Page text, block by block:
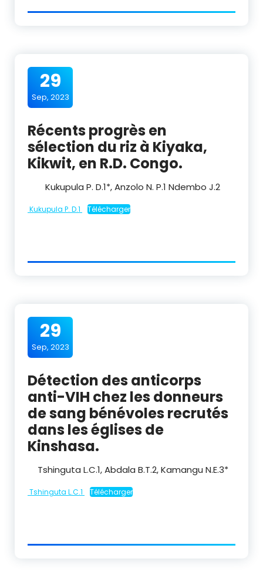
29
Sep, 2023
Récents progrès en
sélection du riz à Kiyaka,
Kikwit, en R.D. Congo.
Kukupula P. D.1*, Anzolo N. P.1 Ndembo J.2
Kukupula P. D.1 Télécharger
29
Sep, 2023
Détection des anticorps
anti-VIH chez les donneurs
de sang bénévoles recrutés
dans les églises de
Kinshasa.
Tshinguta L.C.1, Abdala B.T.2, Kamangu N.E.3*
Tshinguta L.C.1 Télécharger